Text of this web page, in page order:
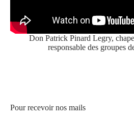
Don Patrick Pinard Legry,
responsable des groupes
Pour recevoir nos mails